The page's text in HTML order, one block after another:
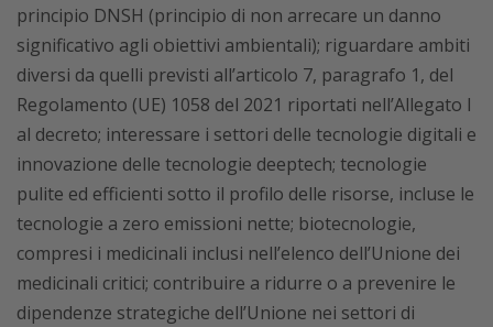
principio DNSH (principio di non arrecare un danno
significativo agli obiettivi ambientali); riguardare ambiti
diversi da quelli previsti all’articolo 7, paragrafo 1, del
Regolamento (UE) 1058 del 2021 riportati nell’Allegato I
al decreto; interessare i settori delle tecnologie digitali e
innovazione delle tecnologie deeptech; tecnologie
pulite ed efficienti sotto il profilo delle risorse, incluse le
tecnologie a zero emissioni nette; biotecnologie,
compresi i medicinali inclusi nell’elenco dell’Unione dei
medicinali critici; contribuire a ridurre o a prevenire le
dipendenze strategiche dell’Unione nei settori di